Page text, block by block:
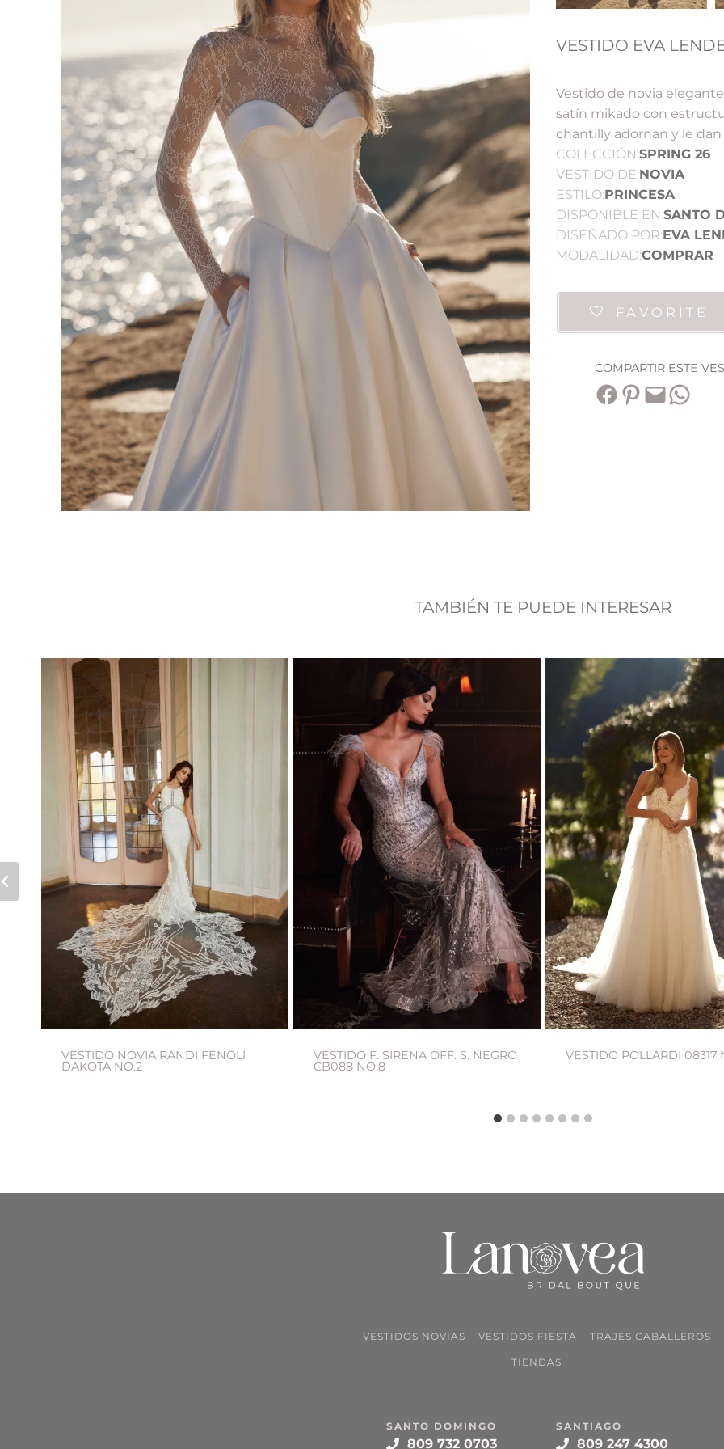
VESTIDO EVA
Vestido de novia
satín mikado con
chantilly adornan y le
COLECCIÓN:SPRING 26
VESTIDO DE:NOVIA
ESTILO:PRINCESA
DISPONIBLE EN:SANTO
DISEÑADO POR:EVA
MODALIDAD:COMPRAR
FAVORITE
COMPARTIR ESTE
Compartir en Facebook Compartir en Pinterest Envía esta página por correo electrónico Compartir en WhatsApp
TAMBIÉN TE PUEDE INTERESAR
VESTIDO NOVIA RANDI FENOLI
DAKOTA NO.2
VESTIDO F. SIRENA OFF. S. NEGRO
CB088 NO.8
VESTIDO POLLARDI 08317
VESTIDOS NOVIAS VESTIDOS FIESTA TRAJES CABALLEROS
TIENDAS
SANTO DOMINGO
809 732 0703
SANTIAGO
809 247 4300